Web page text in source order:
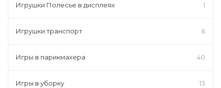
Игрушки Полесье в дисплеях 1
Игрушки транспорт 6
Игры в парикмахера 40
Игры в уборку 13